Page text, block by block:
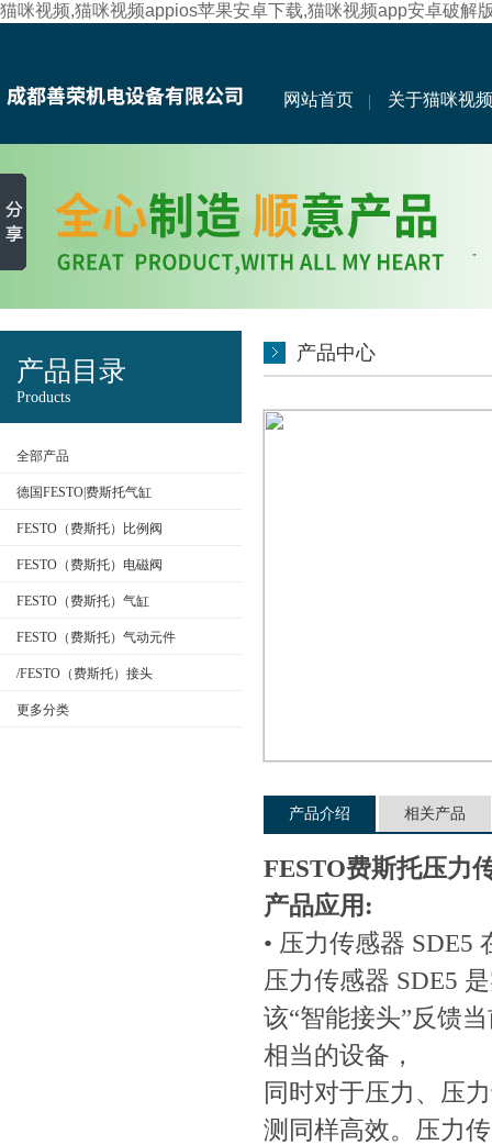
猫咪视频,猫咪视频appios苹果安卓下载,猫咪视频app安卓破解
网站首页 关于猫咪视频
产品目录
Products
全部产品
德国FESTO|费斯托气缸
FESTO（费斯托）比例阀
FESTO（费斯托）电磁阀
FESTO（费斯托）气缸
FESTO（费斯托）气动元件
/FESTO（费斯托）接头
更多分类
产品中心
产品介绍 相关产品
FESTO费斯托压力
产品应用:
• 压力传感器 SDE5
压力传感器 SDE5 是
该“智能接头”反馈当
相当的设备，
同时对于压力、压
测同样高效。压